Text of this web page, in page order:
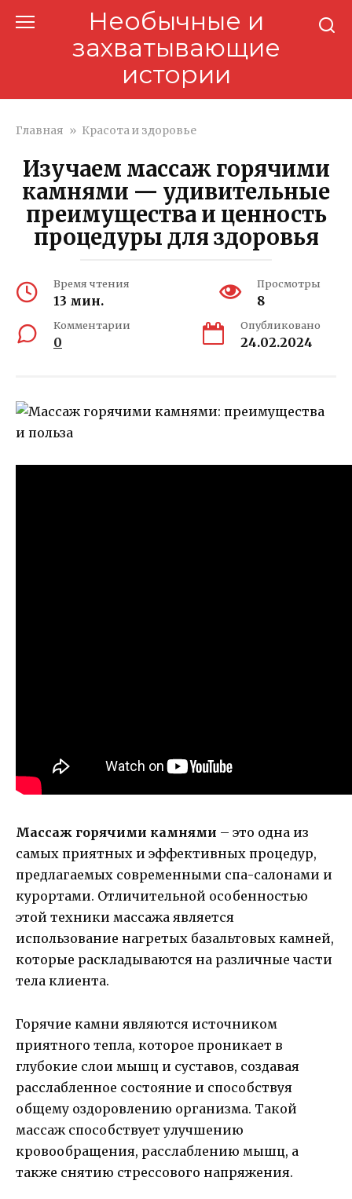
Необычные и
захватывающие
истории
Главная » Красота и здоровье
Изучаем массаж горячими
камнями — удивительные
преимущества и ценность
процедуры для здоровья
Время чтения
13 мин.
Просмотры
8
Комментарии
0
Опубликовано
24.02.2024
Массаж горячими камнями – это одна из
самых приятных и эффективных процедур,
предлагаемых современными спа-салонами и
курортами. Отличительной особенностью
этой техники массажа является
использование нагретых базальтовых камней,
которые раскладываются на различные части
тела клиента.
Горячие камни являются источником
приятного тепла, которое проникает в
глубокие слои мышц и суставов, создавая
расслабленное состояние и способствуя
общему оздоровлению организма. Такой
массаж способствует улучшению
кровообращения, расслаблению мышц, а
также снятию стрессового напряжения.